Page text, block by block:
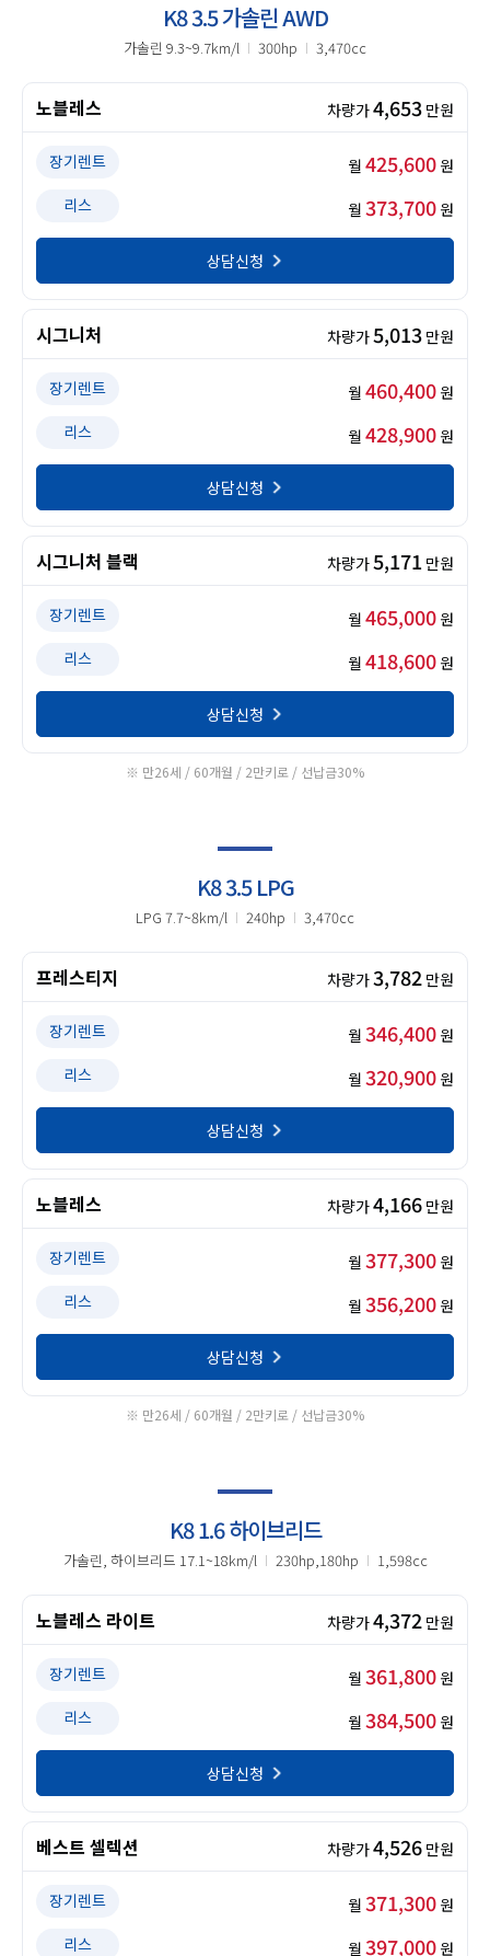
K8 3.5 가솔린 AWD
가솔린 9.3~9.7km/l 300hp 3,470cc
노블레스 차량가4,653 만원
장기렌트 월 425,600 원
리스
월 373,700 원
상담신청
시그니처 차량가5,013 만원
장기렌트 월 460,400 원
리스
월 428,900 원
상담신청
시그니처 블랙 차량가5,171 만원
장기렌트 월 465,000 원
리스
월 418,600 원
상담신청
※ 만26세 / 60개월 / 2만키로 / 선납금30%
K8 3.5 LPG
LPG 7.7~8km/l 240hp 3,470cc
프레스티지 차량가3,782 만원
장기렌트 월 346,400 원
리스
월 320,900 원
상담신청
노블레스 차량가4,166 만원
장기렌트 월 377,300 원
리스
월 356,200 원
상담신청
※ 만26세 / 60개월 / 2만키로 / 선납금30%
K8 1.6 하이브리드
가솔린, 하이브리드 17.1~18km/l 230hp,180hp 1,598cc
노블레스 라이트 차량가4,372 만원
장기렌트 월 361,800 원
리스
월 384,500 원
상담신청
베스트 셀렉션 차량가4,526 만원
장기렌트 월 371,300 원
리스
월 397,000 원